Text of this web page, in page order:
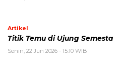
Artikel
Titik Temu di Ujung Semesta
Senin, 22 Jun 2026 - 15:10 WIB